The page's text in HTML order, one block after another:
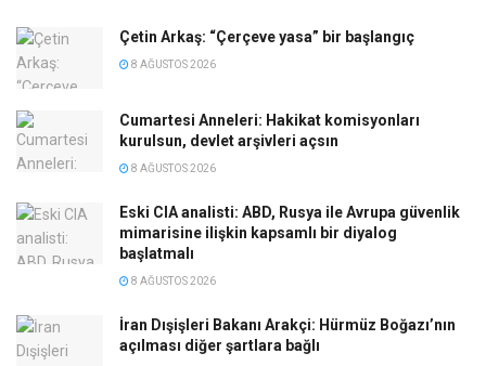
Çetin Arkaş: “Çerçeve yasa” bir başlangıç
8 AĞUSTOS 2026
Cumartesi Anneleri: Hakikat komisyonları
kurulsun, devlet arşivleri açsın
8 AĞUSTOS 2026
Eski CIA analisti: ABD, Rusya ile Avrupa güvenlik
mimarisine ilişkin kapsamlı bir diyalog
başlatmalı
8 AĞUSTOS 2026
İran Dışişleri Bakanı Arakçi: Hürmüz Boğazı’nın
açılması diğer şartlara bağlı